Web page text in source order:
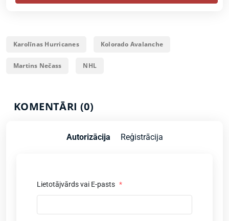
Karolīnas Hurricanes Kolorado Avalanche
Martins Nečass NHL
KOMENTĀRI (0)
Autorizācija Reģistrācija
Lietotājvārds vai E-pasts *